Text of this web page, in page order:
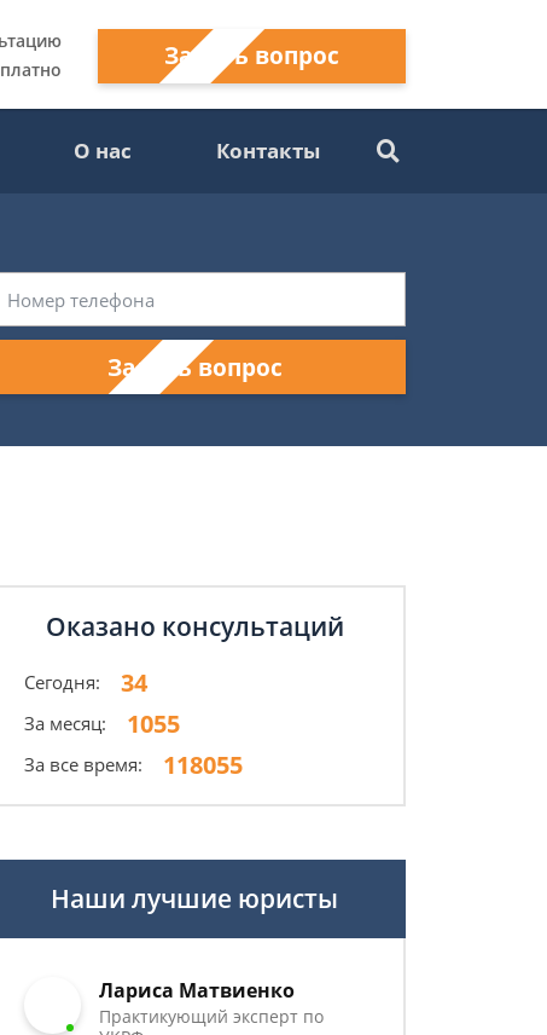
Задать вопрос
О нас Контакты
Задать вопрос
Оказано консультаций
Сегодня: 34
За месяц: 1055
За все время: 118055
Наши лучшие юристы
Лариса Матвиенко
Практикующий эксперт по